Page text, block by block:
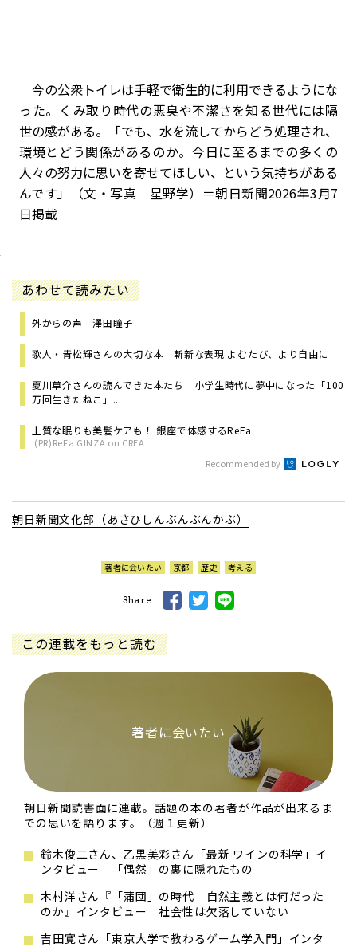
今の公衆トイレは手軽で衛生的に利用できるようにな
った。くみ取り時代の悪臭や不潔さを知る世代には隔
世の感がある。「でも、水を流してからどう処理され、
環境とどう関係があるのか。今日に至るまでの多くの
人々の努力に思いを寄せてほしい、という気持ちがある
んです」（文・写真 星野学）＝朝日新聞2026年3月7
日掲載
あわせて読みたい
外からの声 澤田瞳子
歌人・青松輝さんの大切な本 斬新な表現 よむたび、より自由に
夏川草介さんの読んできた本たち 小学生時代に夢中になった「100
万回生きたねこ」...
上質な眠りも美髪ケアも！ 銀座で体感するReFa
(PR)ReFa GINZA on CREA
Recommended by
朝日新聞文化部（あさひしんぶんぶんかぶ）
著者に会いたい 京都 歴史 考える
Share
この連載をもっと読む
著者に会いたい
朝日新聞読書面に連載。話題の本の著者が作品が出来るま
での思いを語ります。（週１更新）
鈴木俊二さん、乙黒美彩さん「最新 ワインの科学」イ
ンタビュー 「偶然」の裏に隠れたもの
木村洋さん『「蒲団」の時代 自然主義とは何だった
のか』インタビュー 社会性は欠落していない
吉田寛さん「東京大学で教わるゲーム学入門」インタ